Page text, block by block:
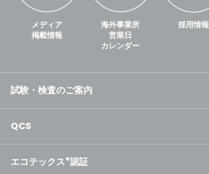
メディア
掲載情報
海外事業所
営業日
カレンダー
採用情報
試験・検査のご案内
QCS
エコテックス®認証